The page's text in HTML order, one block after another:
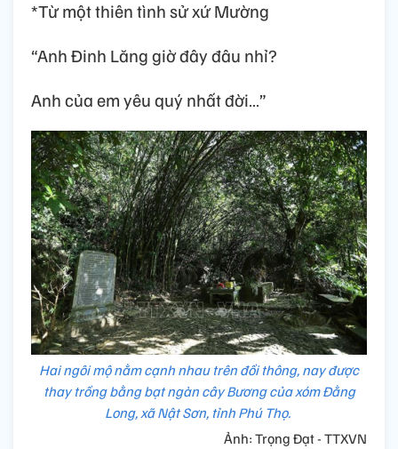
*Từ một thiên tình sử xứ Mường
“Anh Đinh Lăng giờ đây đâu nhỉ?
Anh của em yêu quý nhất đời…”
Hai ngôi mộ nằm cạnh nhau trên đồi thông, nay được
thay trồng bằng bạt ngàn cây Bương của xóm Đằng
Long, xã Nật Sơn, tỉnh Phú Thọ.
Ảnh: Trọng Đạt - TTXVN